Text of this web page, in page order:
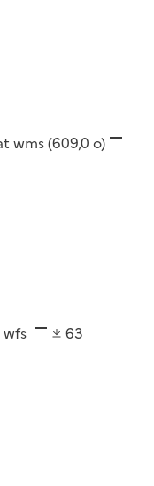
wms(609,0 o)
wfs
63